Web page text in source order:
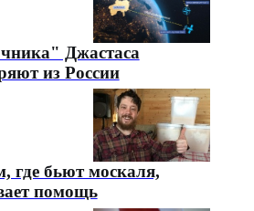
Джастаса
из России
где бьют москаля,
помощь